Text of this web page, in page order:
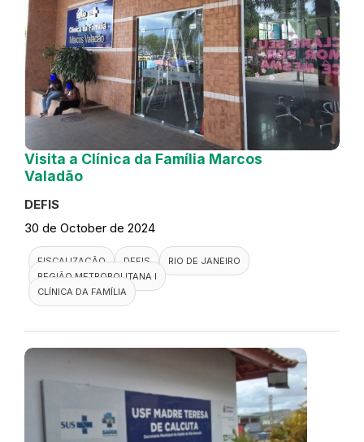
Visita a Clínica da Família Marcos
Valadão
DEFIS
30 de October de 2024
FISCALIZAÇÃO DEFIS
RIO DE JANEIRO
REGIÃO METROPOLITANA I
CLÍNICA DA FAMÍLIA